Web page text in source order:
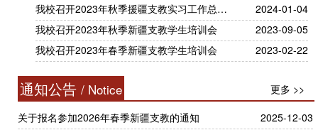
我校召开2023年秋季援疆支教实习工作总结会
2024-01-04
我校召开2023年秋季新疆支教学生培训会
2023-09-05
我校召开2023年春季新疆支教学生培训会
2023-02-22
通知公告 / Notice
更多 >>
关于报名参加2026年春季新疆支教的通知
2025-12-03